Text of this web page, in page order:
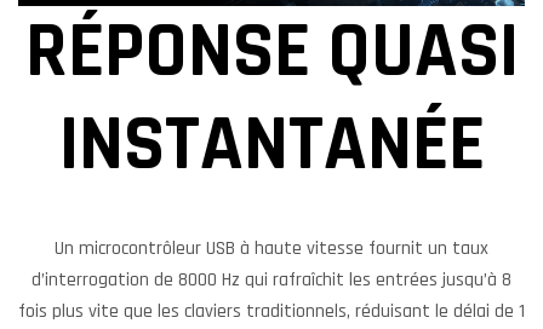
RÉPONSE QUASI
INSTANTANÉE
Un microcontrôleur USB à haute vitesse fournit un taux
d’interrogation de 8000 Hz qui rafraîchit les entrées jusqu’à 8
fois plus vite que les claviers traditionnels, réduisant le délai de 1